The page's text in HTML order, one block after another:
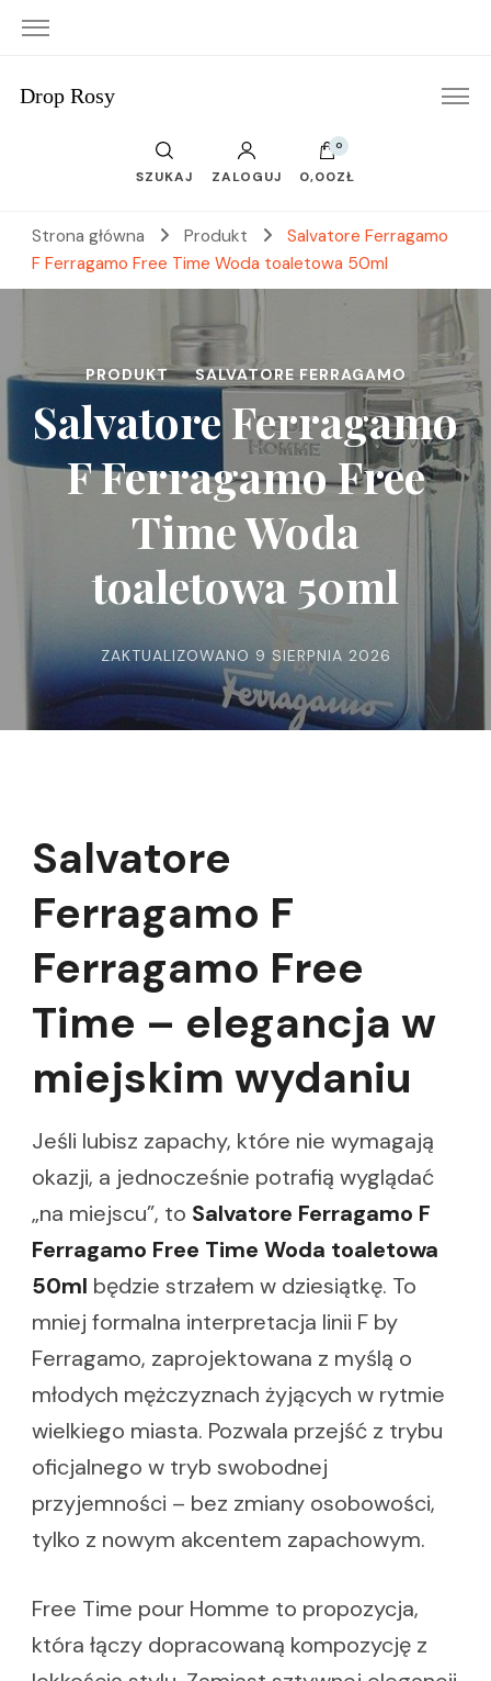
Drop Rosy
SZUKAJ ZALOGUJ
0
0,00ZŁ
Strona główna Produkt
Salvatore Ferragamo
F Ferragamo Free Time Woda toaletowa 50ml
PRODUKT SALVATORE FERRAGAMO
Salvatore Ferragamo
F Ferragamo Free
Time Woda
toaletowa 50ml
ZAKTUALIZOWANO 9 SIERPNIA 2026
Salvatore
Ferragamo F
Ferragamo Free
Time – elegancja w
miejskim wydaniu
Jeśli lubisz zapachy, które nie wymagają
okazji, a jednocześnie potrafią wyglądać
„na miejscu”, to Salvatore Ferragamo F
Ferragamo Free Time Woda toaletowa
50ml będzie strzałem w dziesiątkę. To
mniej formalna interpretacja linii F by
Ferragamo, zaprojektowana z myślą o
młodych mężczyznach żyjących w rytmie
wielkiego miasta. Pozwala przejść z trybu
oficjalnego w tryb swobodnej
przyjemności – bez zmiany osobowości,
tylko z nowym akcentem zapachowym.
Free Time pour Homme to propozycja,
która łączy dopracowaną kompozycję z